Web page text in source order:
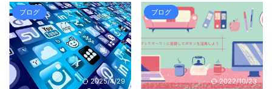
ジングの楽しさについてはコ
チラ【アジング】初心者にも
上級者にもおすすめの釣り ア
ジングのリグについてはコチ
ラ【アジング】仕掛け（リ
グ）の作り方と釣り方を解説
アジングのリールについては
エイトバナーを貼って頑張り
ました。無料ブログを色々開
設しては頑張りました。 参考
はコチラ：無料ブログサービ
スでのアフィリエイト奮闘！
Amazonアソシエイトともしも
アフィリエイトを始めてか
ブログ
2025/4/29
ブログ
2022/10/23